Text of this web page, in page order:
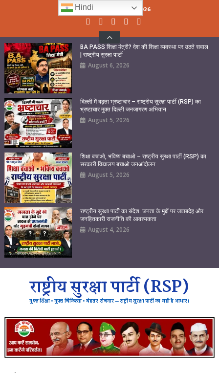
Thursday, August 06, 2026
BA PASS शिक्षा मंत्री? देश की शिक्षा व्यवस्था पर उठते सवाल
| राष्ट्रीय सुरक्षा पार्टी
August 6, 2026
दिल्ली में बढ़ता भ्रष्टाचार – राष्ट्रीय सुरक्षा पार्टी (RSP) का
भ्रष्टाचार मुक्त दिल्ली जनजागरण अभियान
August 5, 2026
शिक्षा बचाओ, भविष्य बचाओ – राष्ट्रीय सुरक्षा पार्टी (RSP) का
सरकारी विद्यालय बचाओ जनआंदोलन
August 5, 2026
राष्ट्रीय सुरक्षा पार्टी का संदेश: जनता के मुद्दों पर जवाबदेह और
जनहितकारी राजनीति की आवश्यकता
August 4, 2026
राष्ट्रीय सुरक्षा पार्टी (RSP)
मुफ्त शिक्षा • मुफ्त चिकित्सा • बेहतर रोजगार — राष्ट्रीय सुरक्षा पार्टी का यही है आधार।
Hindi